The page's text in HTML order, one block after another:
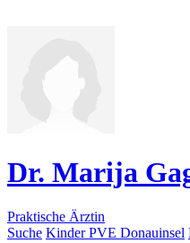
Dr. Marija
Praktische Ärztin
Suche Kinder PVE Donauinsel